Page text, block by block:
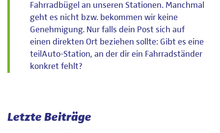
Fahrradbügel an unseren Stationen. Manchmal
geht es nicht bzw. bekommen wir keine
Genehmigung. Nur falls dein Post sich auf
einen direkten Ort beziehen sollte: Gibt es eine
teilAuto-Station, an der dir ein Fahrradständer
konkret fehlt?
Letzte Beiträge